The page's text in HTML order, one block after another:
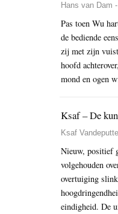
Hans van Dam
Pas toen Wu
de bediende
zij met zijn
hoofd
mond en ogen
Ksaf – De
Ksaf
Nieuw, positief
volgehouden
overtuiging
eindigheid. De